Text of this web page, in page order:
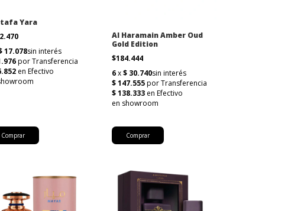
Yara
Comprar
Al Haramain Amber Oud
Gold Edition
$184.444
Comprar